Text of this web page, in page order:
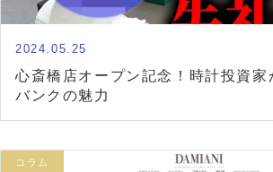
2024.05.25
心斎橋店オープン記念！時計投資家
バンクの魅力
コラム